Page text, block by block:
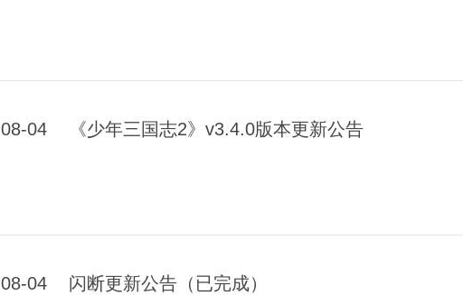
08-04 《少年三国志2》v3.4.0版本更新公告
08-04 闪断更新公告（已完成）